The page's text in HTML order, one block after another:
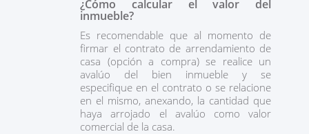
¿Cómo calcular el valor del
inmueble?
Es recomendable que al momento de
firmar el contrato de arrendamiento de
casa (opción a compra) se realice un
avalúo del bien inmueble y se
especifique en el contrato o se relacione
en el mismo, anexando, la cantidad que
haya arrojado el avalúo como valor
comercial de la casa.